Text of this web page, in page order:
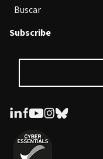
Buscar
Subscribe